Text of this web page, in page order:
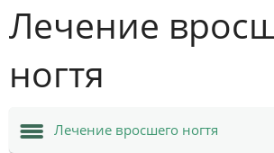
Лечение
ногтя
Лечение вросшего ногтя